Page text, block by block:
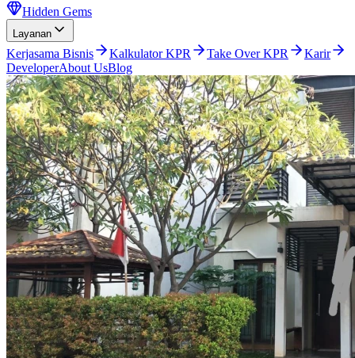
Hidden Gems
Layanan
Kerjasama Bisnis Kalkulator KPR Take Over KPR
Karir
DeveloperAbout UsBlog